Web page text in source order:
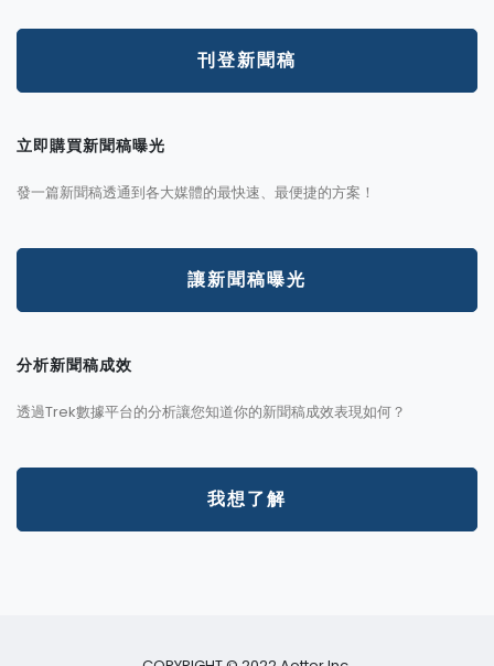
刊登新聞稿
立即購買新聞稿曝光
發一篇新聞稿透通到各大媒體的最快速、最便捷的方案！
讓新聞稿曝光
分析新聞稿成效
透過Trek數據平台的分析讓您知道你的新聞稿成效表現如何？
我想了解